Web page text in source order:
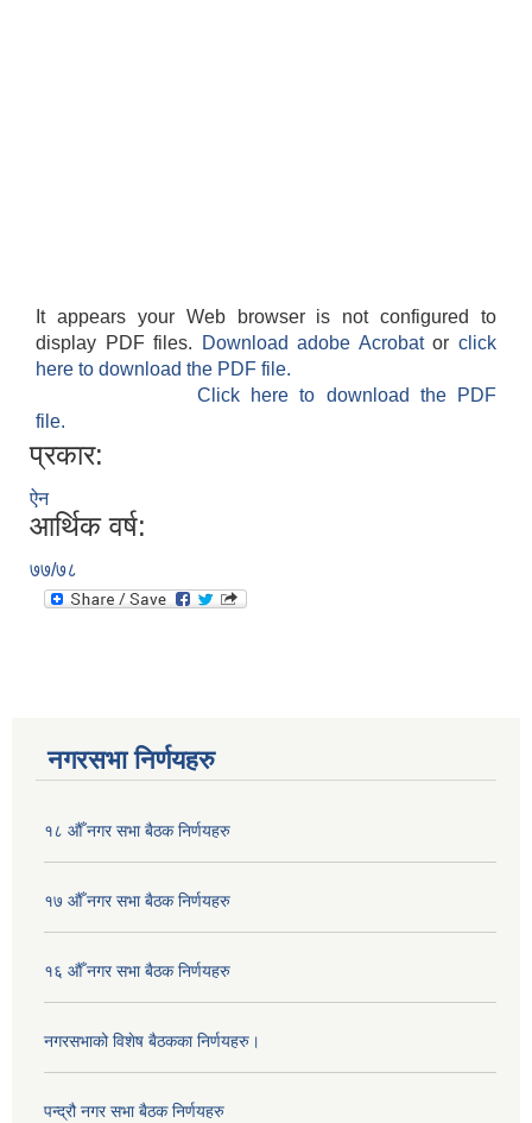
It appears your Web browser is not configured to
display PDF files.
Download adobe Acrobatorclick
here to download the PDF file.
Click here to download the PDF
file.
प्रकार:
ऐन
आर्थिक वर्ष:
७७/७८
नगरसभा निर्णयहरु
१८ औँ नगर सभा बैठक निर्णयहरु
१७ औँ नगर सभा बैठक निर्णयहरु
१६ औँ नगर सभा बैठक निर्णयहरु
नगरसभाको विशेष बैठकका निर्णयहरु।
पन्द्रौ नगर सभा बैठक निर्णयहरु